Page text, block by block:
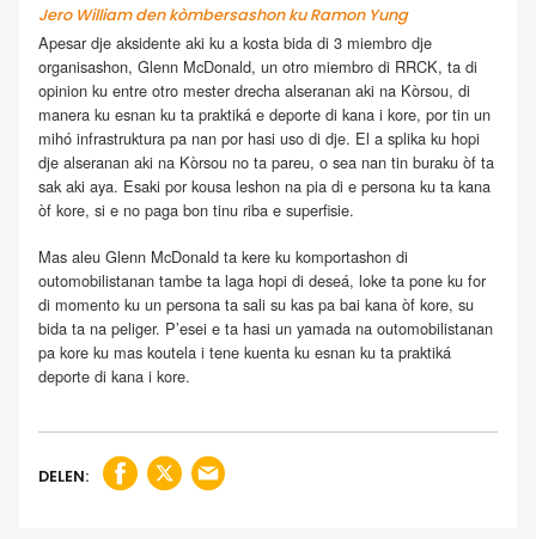
Jero William den kòmbersashon ku Ramon Yung
Apesar dje aksidente aki ku a kosta bida di 3 miembro dje
organisashon, Glenn McDonald, un otro miembro di RRCK, ta di
opinion ku entre otro mester drecha alseranan aki na Kòrsou, di
manera ku esnan ku ta praktiká e deporte di kana i kore, por tin un
mihó infrastruktura pa nan por hasi uso di dje. El a splika ku hopi
dje alseranan aki na Kòrsou no ta pareu, o sea nan tin buraku òf ta
sak aki aya. Esaki por kousa leshon na pia di e persona ku ta kana
òf kore, si e no paga bon tinu riba e superfisie.
Mas aleu Glenn McDonald ta kere ku komportashon di
outomobilistanan tambe ta laga hopi di deseá, loke ta pone ku for
di momento ku un persona ta sali su kas pa bai kana òf kore, su
bida ta na peliger. P’esei e ta hasi un yamada na outomobilistanan
pa kore ku mas koutela i tene kuenta ku esnan ku ta praktiká
deporte di kana i kore.
DELEN: